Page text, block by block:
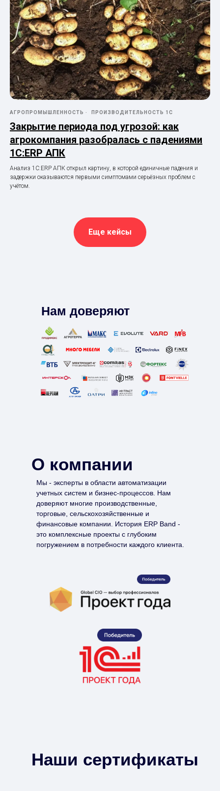
АГРОПРОМЫШЛЕННОСТЬ ПРОИЗВОДИТЕЛЬНОСТЬ 1С
Закрытие периода под угрозой: как
агрокомпания разобралась с падениями
1С:ERP АПК
Анализ 1С:ERP АПК открыл картину, в которой единичные падения и
задержки оказываются первыми симптомами серьёзных проблем с
учётом.
Еще кейсы
Нам доверяют
Мы - эксперты в области автоматизации
учетных систем и бизнес-процессов. Нам
доверяют многие производственные,
торговые, сельскохозяйственные и
финансовые компании. История ERP Band -
это комплексные проекты с глубоким
погружением в потребности каждого клиента.
О компании
Наши сертификаты